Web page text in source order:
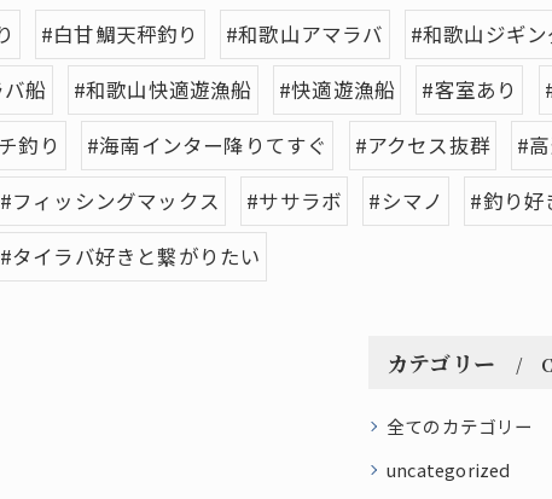
#白甘鯛天秤釣り #和歌山アマラバ
#和歌山ジギン
船 #和歌山快適遊漁船 #快適遊漁船 #客室あり
釣り #海南インター降りてすぐ #アクセス抜群
#
#フィッシングマックス #ササラボ #シマノ
#釣り好
#タイラバ好きと繋がりたい
カテゴリー
全てのカテゴリー
uncategorized